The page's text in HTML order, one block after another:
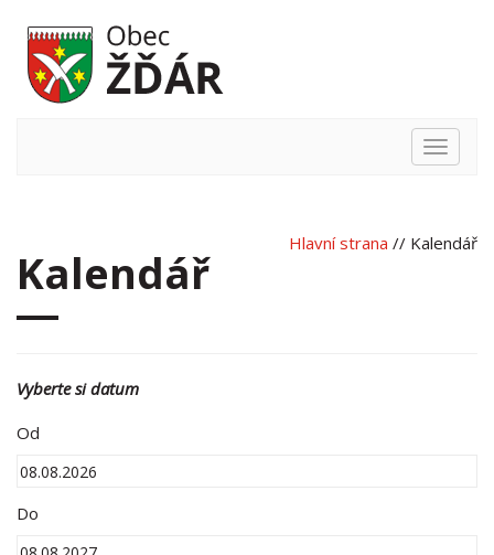
Hlavní
Hlavní strana // Kalendář
Kalendář
Vyberte si datum
Od
Do